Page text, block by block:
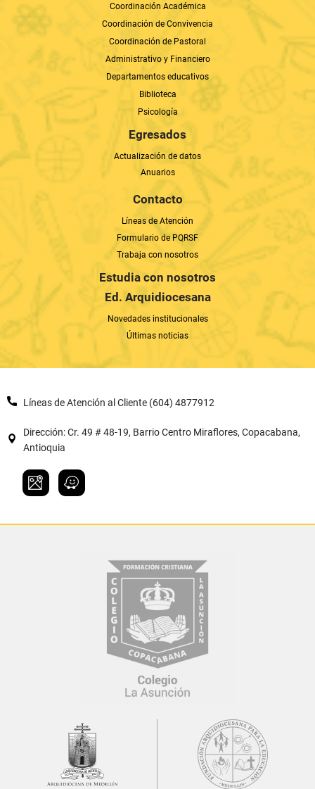
Coordinación Académica
Coordinación de Convivencia
Coordinación de Pastoral
Administrativo y Financiero
Departamentos educativos
Biblioteca
Psicología
Egresados
Actualización de datos
Anuarios
Contacto
Líneas de Atención
Formulario de PQRSF
Trabaja con nosotros
Estudia con nosotros
Ed. Arquidiocesana
Novedades institucionales
Últimas noticias
Líneas de Atención al Cliente (604) 4877912
Dirección: Cr. 49 # 48-19, Barrio Centro Miraflores, Copacabana,
Antioquia